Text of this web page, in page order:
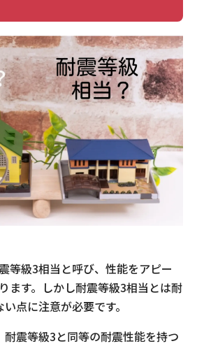
等級3相当と呼び、性能をアピー
ます。しかし耐震等級3相当とは耐
点に注意が必要です。
震等級3と同等の耐震性能を持つ